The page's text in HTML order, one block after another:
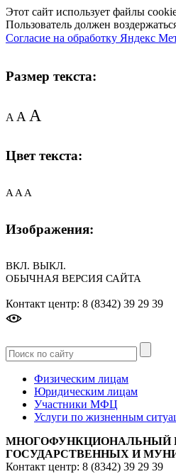
Этот сайт использует файлы
Пользователь должен
Согласие на обработку Яндекс
Размер текста:
AAA
Цвет текста:
A A A
Изображения:
ВКЛ. ВЫКЛ.
ОБЫЧНАЯ ВЕРСИЯ САЙТА
Контакт центр: 8 (8342) 39 29 39
Физическим лицам
Юридическим лицам
Участники МФЦ
Услуги по жизненным
МНОГОФУНКЦИОНАЛЬНЫЙ
ГОСУДАРСТВЕННЫХ И
Контакт центр: 8 (8342) 39 29 39